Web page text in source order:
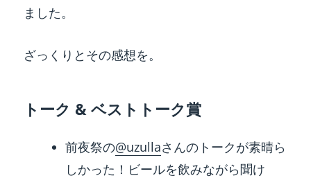
ました。
ざっくりとその感想を。
トーク & ベストトーク賞
前夜祭の@uzullaさんのトークが素晴ら
しかった！ビールを飲みながら聞け